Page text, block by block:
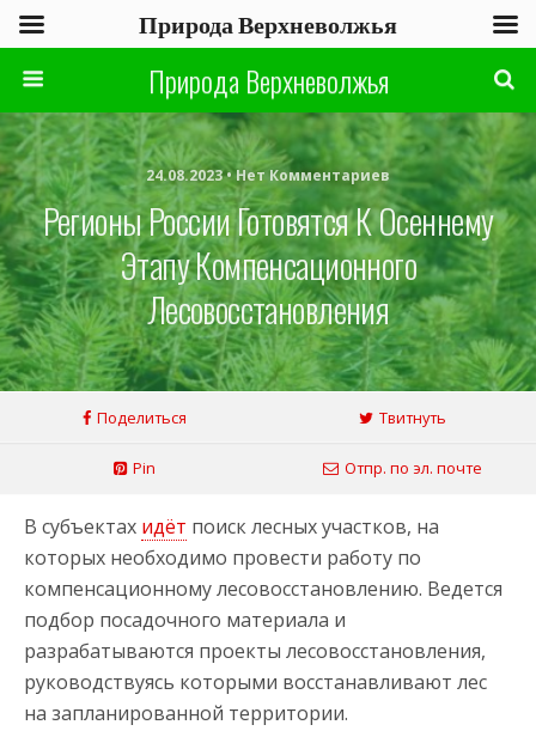
Природа Верхневолжья
24.08.2023 • Нет Комментариев
Регионы России Готовятся К Осеннему
Этапу Компенсационного
Лесовосстановления
Поделиться Твитнуть
Pin Отпр. по эл. почте
В субъектах идёт поиск лесных участков, на
которых необходимо провести работу по
компенсационному лесовосстановлению. Ведется
подбор посадочного материала и
разрабатываются проекты лесовосстановления,
руководствуясь которыми восстанавливают лес
на запланированной территории.
Природа Верхневолжья